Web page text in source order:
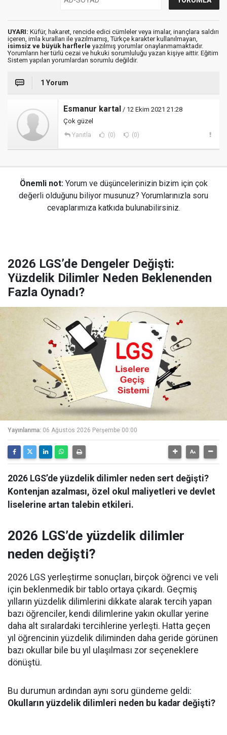
UYARI: Küfür, hakaret, rencide edici cümleler veya imalar, inançlara saldırı
içeren, imla kuralları ile yazılmamış, Türkçe karakter kullanılmayan,
isimsiz ve büyük harflerle yazılmış yorumlar onaylanmamaktadır.
Yorumların her türlü cezai ve hukuki sorumluluğu yazan kişiye aittir. Eğitim
Sistem yapılan yorumlardan sorumlu değildir.
1 Yorum
Esmanur kartal / 12 Ekim 2021 21:28
Çok güzel
Yanıtla (0) (0)
Önemli not: Yorum ve düşüncelerinizin bizim için çok
değerli olduğunu biliyor musunuz? Yorumlarınızla soru
cevaplarımıza katkıda bulunabilirsiniz.
2026 LGS’de Dengeler Değişti:
Yüzdelik Dilimler Neden Beklenenden
Fazla Oynadı?
Yayınlanma: 06 Ağustos 2026 Perşembe 00:00
2026 LGS’de yüzdelik dilimler neden sert değişti?
Kontenjan azalması, özel okul maliyetleri ve devlet
liselerine artan talebin etkileri.
2026 LGS’de yüzdelik dilimler
neden değişti?
2026 LGS yerleştirme sonuçları, birçok öğrenci ve veli
için beklenmedik bir tablo ortaya çıkardı. Geçmiş
yılların yüzdelik dilimlerini dikkate alarak tercih yapan
bazı öğrenciler, kendi dilimlerine yakın okullar yerine
daha alt sıralardaki tercihlerine yerleşti. Hatta geçen
yıl öğrencinin yüzdelik diliminden daha geride görünen
bazı okullar bile bu yıl ulaşılması zor seçeneklere
dönüştü.
Bu durumun ardından aynı soru gündeme geldi:
Okulların yüzdelik dilimleri neden bu kadar değişti?